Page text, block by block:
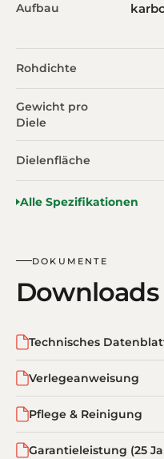
Aufbau
Rohdichte
Gewicht pro
Diele
Dielenfläche
Alle Spezifikationen
DOKUMENTE
Downloads
Technisches
Verlegeanweisung
Pflege & Reinigung
Garantieleistung (25